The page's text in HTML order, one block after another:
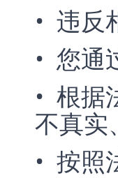
• 违反
• 您通
• 根据
不真实
• 按照